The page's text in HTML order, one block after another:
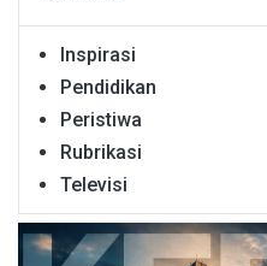
Inspirasi
Pendidikan
Peristiwa
Rubrikasi
Televisi